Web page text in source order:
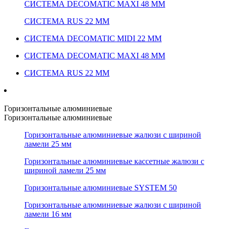
СИСТЕМА DECOMATIC MAXI 48 ММ
СИСТЕМА RUS 22 ММ
СИСТЕМА DECOMATIC MIDI 22 ММ
СИСТЕМА DECOMATIC MAXI 48 ММ
СИСТЕМА RUS 22 ММ
Горизонтальные алюминиевые
Горизонтальные алюминиевые
Горизонтальные алюминиевые жалюзи с шириной
ламели 25 мм
Горизонтальные алюминиевые кассетные жалюзи с
шириной ламели 25 мм
Горизонтальные алюминиевые SYSTEM 50
Горизонтальные алюминиевые жалюзи с шириной
ламели 16 мм